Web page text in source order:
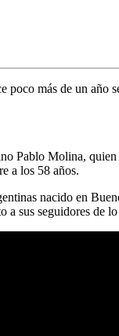
poco más de un año
Pablo Molina,
a los 58 años.
nacido en
a sus seguidores de